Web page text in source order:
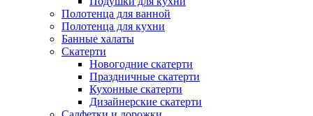
Полотенца для ванной
Полотенца для кухни
Банные халаты
Скатерти
Новогодние скатерти
Праздничные скатерти
Кухонные скатерти
Дизайнерские скатерти